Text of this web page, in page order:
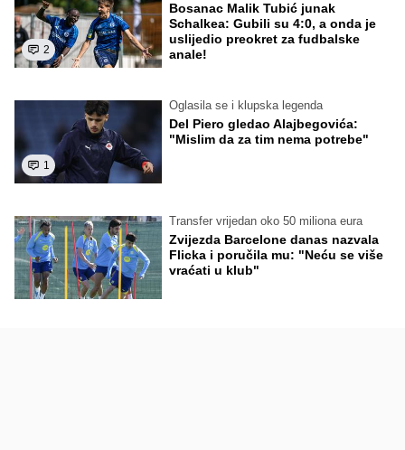
2
Bosanac Malik Tubić junak
Schalkea: Gubili su 4:0, a onda je
uslijedio preokret za fudbalske
anale!
1
Oglasila se i klupska legenda
Del Piero gledao Alajbegovića:
"Mislim da za tim nema potrebe"
Transfer vrijedan oko 50 miliona eura
Zvijezda Barcelone danas nazvala
Flicka i poručila mu: "Neću se više
vraćati u klub"